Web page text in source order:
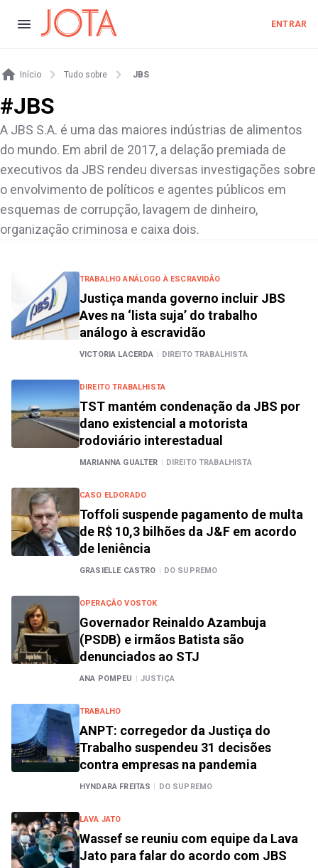
ENTRAR
Início Tudo sobre JBS
#JBS
A JBS S.A. é uma das maiores indústrias de alimentos
do mundo. Em abril de 2017, a delação premiada de
executivos da JBS rendeu diversas investigações sobre
o envolvimento de políticos e agentes públicos em
esquemas de corrupção, lavagem de dinheiro,
organização criminosa e caixa dois.
TRABALHO ANÁLOGO À ESCRAVIDÃO
Justiça manda governo incluir JBS
Aves na ‘lista suja’ do trabalho
análogo à escravidão
VICTORIA LACERDA | DIREITO TRABALHISTA
DIREITO TRABALHISTA
TST mantém condenação da JBS por
dano existencial a motorista
rodoviário interestadual
MARIANNA GUALTER | DIREITO TRABALHISTA
CASO ELDORADO
Toffoli suspende pagamento de multa
de R$ 10,3 bilhões da J&F em acordo
de leniência
GRASIELLE CASTRO | DO SUPREMO
OPERAÇÃO VOSTOK
Governador Reinaldo Azambuja
(PSDB) e irmãos Batista são
denunciados ao STJ
ANA POMPEU | JUSTIÇA
TRABALHO
ANPT: corregedor da Justiça do
Trabalho suspendeu 31 decisões
contra empresas na pandemia
HYNDARA FREITAS | DO SUPREMO
LAVA JATO
Wassef se reuniu com equipe da Lava
Jato para falar do acordo com JBS